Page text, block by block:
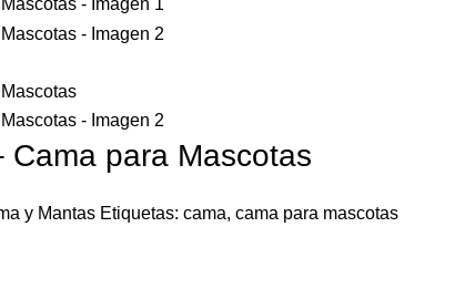
Cama para Mascotas
y Mantas Etiquetas: cama, cama para mascotas